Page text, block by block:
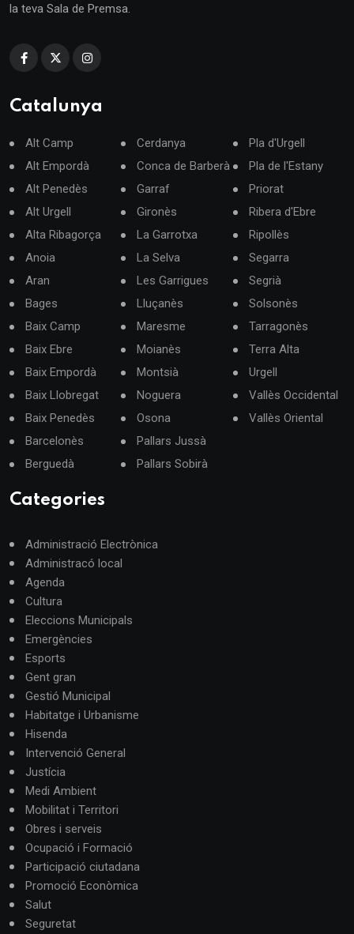
la teva Sala de Premsa.
Catalunya
Alt Camp
Alt Empordà
Alt Penedès
Alt Urgell
Alta Ribagorça
Anoia
Aran
Bages
Baix Camp
Baix Ebre
Baix Empordà
Baix Llobregat
Baix Penedès
Barcelonès
Berguedà
Cerdanya
Conca de Barberà
Garraf
Gironès
La Garrotxa
La Selva
Les Garrigues
Lluçanès
Maresme
Moianès
Montsià
Noguera
Osona
Pallars Jussà
Pallars Sobirà
Pla d'Urgell
Pla de l'Estany
Priorat
Ribera d'Ebre
Ripollès
Segarra
Segrià
Solsonès
Tarragonès
Terra Alta
Urgell
Vallès Occidental
Vallès Oriental
Categories
Administració Electrònica
Administracó local
Agenda
Cultura
Eleccions Municipals
Emergències
Esports
Gent gran
Gestió Municipal
Habitatge i Urbanisme
Hisenda
Intervenció General
Justícia
Medi Ambient
Mobilitat i Territori
Obres i serveis
Ocupació i Formació
Participació ciutadana
Promoció Econòmica
Salut
Seguretat